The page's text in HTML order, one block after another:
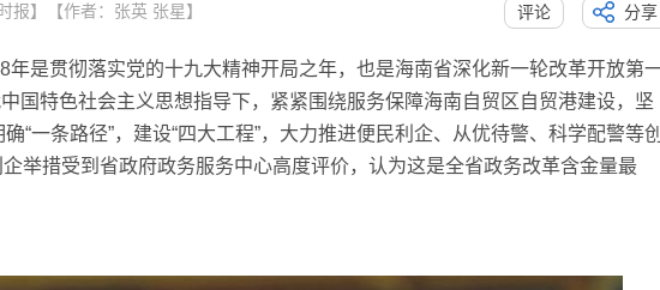
】【作者：张英 张星】 评论 分享
是贯彻落实党的十九大精神开局之年，也是海南省深化新一轮改革开放第
国特色社会主义思想指导下，紧紧围绕服务保障海南自贸区自贸港建设，坚
确“一条路径”，建设“四大工程”，大力推进便民利企、从优待警、科学配警等
举措受到省政府政务服务中心高度评价，认为这是全省政务改革含金量最